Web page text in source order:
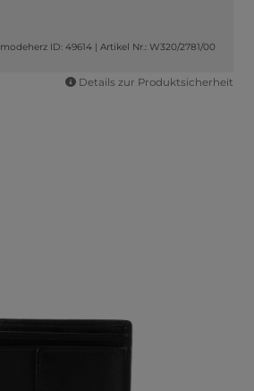
modeherz ID: 49614 |Artikel Nr.: W320/2781/00
Details zur Produktsicherheit